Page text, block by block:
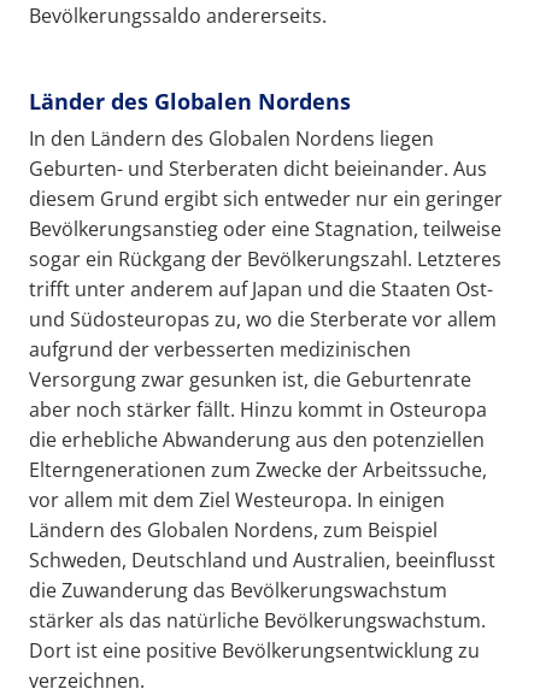
Bevölkerungssaldo andererseits.
Länder des Globalen Nordens
In den Ländern des Globalen Nordens liegen
Geburten- und Sterberaten dicht beieinander. Aus
diesem Grund ergibt sich entweder nur ein geringer
Bevölkerungsanstieg oder eine Stagnation, teilweise
sogar ein Rückgang der Bevölkerungszahl. Letzteres
trifft unter anderem auf Japan und die Staaten Ost-
und Südosteuropas zu, wo die Sterberate vor allem
aufgrund der verbesserten medizinischen
Versorgung zwar gesunken ist, die Geburtenrate
aber noch stärker fällt. Hinzu kommt in Osteuropa
die erhebliche Abwanderung aus den potenziellen
Elterngenerationen zum Zwecke der Arbeitssuche,
vor allem mit dem Ziel Westeuropa. In einigen
Ländern des Globalen Nordens, zum Beispiel
Schweden, Deutschland und Australien, beeinflusst
die Zuwanderung das Bevölkerungswachstum
stärker als das natürliche Bevölkerungswachstum.
Dort ist eine positive Bevölkerungsentwicklung zu
verzeichnen.